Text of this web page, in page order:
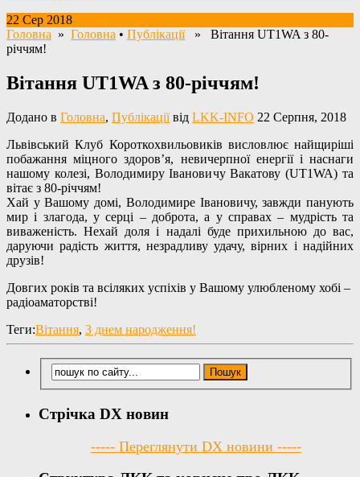
22 Сер 2018
Головна » Головна • Публікації» Вітання UT1WA з 80-
річчям!
Вітання UT1WA з 80-річчям!
Додано в Головна, Публікаціївід LKK-INFO 22 Серпня, 2018
Львівський Клуб Короткохвильовиків висловлює найщиріші
побажання міцного здоров’я, невичерпної енергії і наснаги
нашому колезі, Володимиру Івановичу Вакатову (UT1WA) та
вітає з 80-річчям!
Хай у Вашому домі, Володимире Івановичу, завжди панують
мир і злагода, у серці – доброта, а у справах – мудрість та
виваженість. Нехай доля і надалі буде прихильною до вас,
даруючи радість життя, незрадливу удачу, вірних і надійних
друзів!
Довгих років та всіляких успіхів у Вашому улюбленому хобі –
радіоаматорствi!
Теги:Вітання, З днем народження!
Стрічка DX новин
----- Переглянути DX новини -----